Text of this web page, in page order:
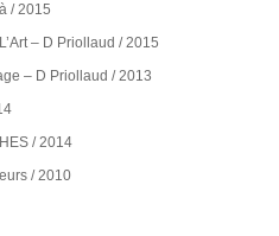
/ 2015
– D Priollaud / 2015
– D Priollaud / 2013
/ 2014
/ 2010